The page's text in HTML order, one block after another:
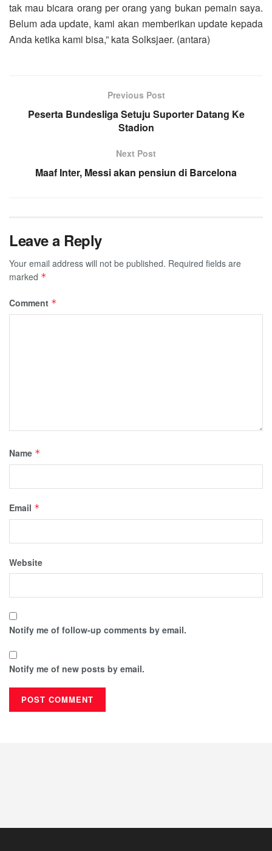
tak mau bicara orang per orang yang bukan pemain saya.
Belum ada update, kami akan memberikan update kepada
Anda ketika kami bisa,” kata Solksjaer. (antara)
Previous Post
Peserta Bundesliga Setuju Suporter Datang Ke
Stadion
Next Post
Maaf Inter, Messi akan pensiun di Barcelona
Leave a Reply
Your email address will not be published. Required fields are
marked *
Comment *
Name *
Email *
Website
Notify me of follow-up comments by email.
Notify me of new posts by email.